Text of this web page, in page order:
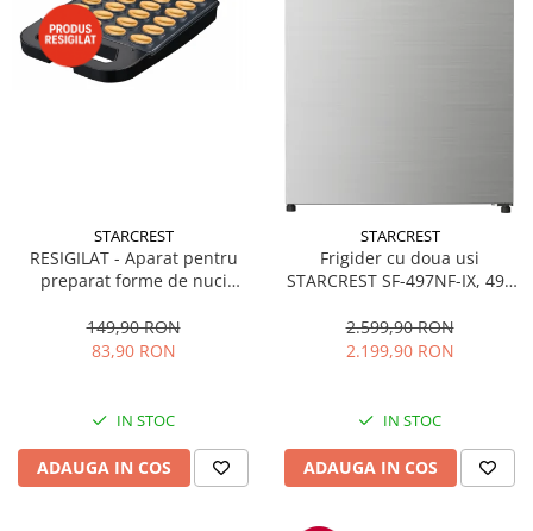
STARCREST
RESIGILAT - Aparat pentru
preparat forme de nuci
forme, 1400W, Indicator
luminos, Placi antiaderente,
149,90 RON
83,90 RON
IN STOC
ADAUGA IN COS
STARCREST
Frigider cu doua usi
STARCREST SF-497NF-IX, 497
Inverter, Clasa E, Display,
Functie super racire, Blocare
2.599,90 RON
2.199,90 RON
IN STOC
ADAUGA IN COS